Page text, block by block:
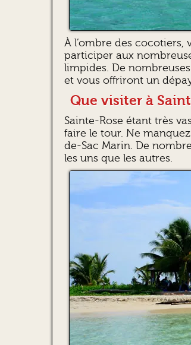
À l’ombre des cocotiers,
participer aux
limpides. De
et vous offriront un
Que visiter à
Sainte-Rose étant très
faire le tour. Ne
de-Sac Marin. De
les uns que les autres.